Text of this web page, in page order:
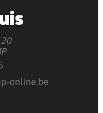
online.be